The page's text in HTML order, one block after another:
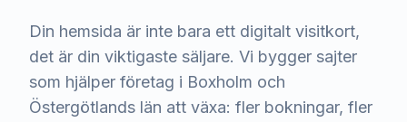
Din hemsida är inte bara ett digitalt visitkort,
det är din viktigaste säljare. Vi bygger sajter
som hjälper företag i Boxholm och
Östergötlands län att växa: fler bokningar, fler